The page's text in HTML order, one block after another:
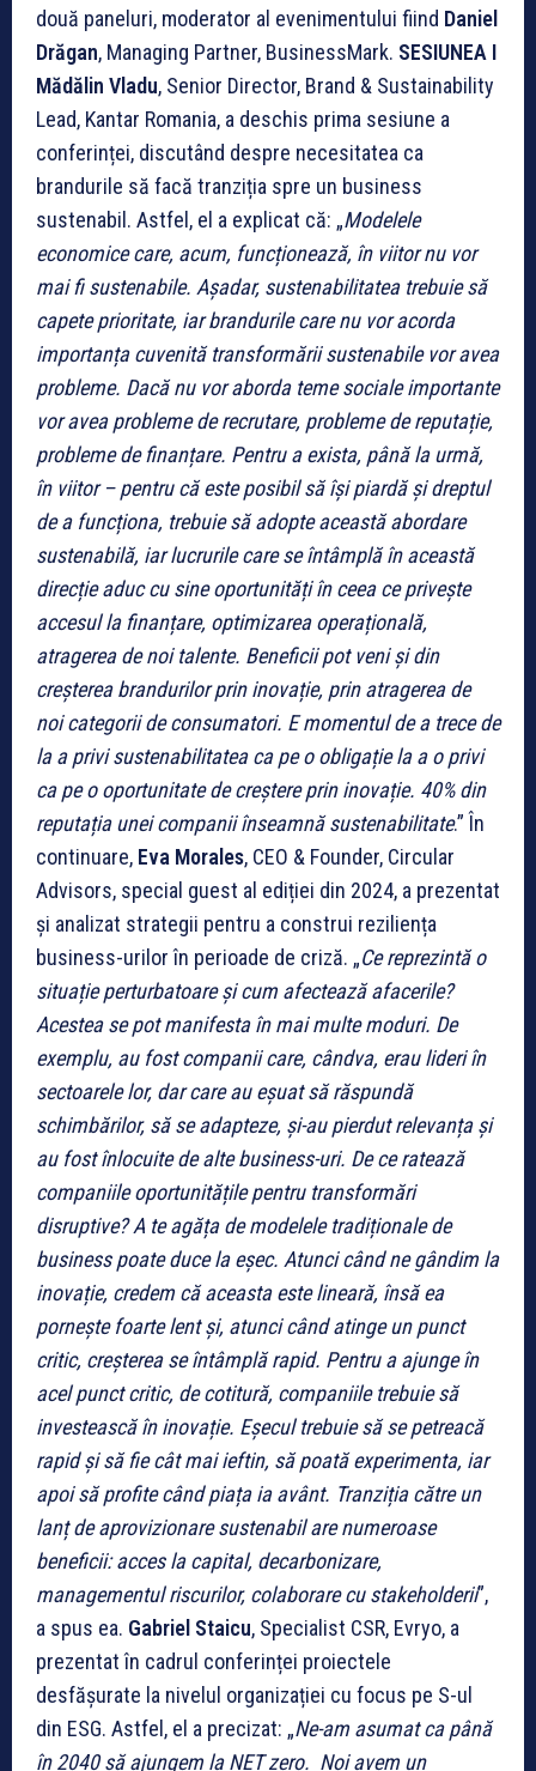
două paneluri, moderator al evenimentului fiind Daniel
Drăgan, Managing Partner, BusinessMark. SESIUNEA I
Mădălin Vladu, Senior Director, Brand & Sustainability
Lead, Kantar Romania, a deschis prima sesiune a
conferinței, discutând despre necesitatea ca
brandurile să facă tranziția spre un business
sustenabil. Astfel, el a explicat că: „Modelele
economice care, acum, funcționează, în viitor nu vor
mai fi sustenabile. Așadar, sustenabilitatea trebuie să
capete prioritate, iar brandurile care nu vor acorda
importanța cuvenită transformării sustenabile vor avea
probleme. Dacă nu vor aborda teme sociale importante
vor avea probleme de recrutare, probleme de reputație,
probleme de finanțare. Pentru a exista, până la urmă,
în viitor – pentru că este posibil să își piardă și dreptul
de a funcționa, trebuie să adopte această abordare
sustenabilă, iar lucrurile care se întâmplă în această
direcție aduc cu sine oportunități în ceea ce privește
accesul la finanțare, optimizarea operațională,
atragerea de noi talente. Beneficii pot veni și din
creșterea brandurilor prin inovație, prin atragerea de
noi categorii de consumatori. E momentul de a trece de
la a privi sustenabilitatea ca pe o obligație la a o privi
ca pe o oportunitate de creștere prin inovație. 40% din
reputația unei companii înseamnă sustenabilitate.” În
continuare, Eva Morales, CEO & Founder, Circular
Advisors, special guest al ediției din 2024, a prezentat
și analizat strategii pentru a construi reziliența
business-urilor în perioade de criză. „Ce reprezintă o
situație perturbatoare și cum afectează afacerile?
Acestea se pot manifesta în mai multe moduri. De
exemplu, au fost companii care, cândva, erau lideri în
sectoarele lor, dar care au eșuat să răspundă
schimbărilor, să se adapteze, și-au pierdut relevanța și
au fost înlocuite de alte business-uri. De ce ratează
companiile oportunitățile pentru transformări
disruptive? A te agăța de modelele tradiționale de
business poate duce la eșec. Atunci când ne gândim la
inovație, credem că aceasta este lineară, însă ea
pornește foarte lent și, atunci când atinge un punct
critic, creșterea se întâmplă rapid. Pentru a ajunge în
acel punct critic, de cotitură, companiile trebuie să
investească în inovație. Eșecul trebuie să se petreacă
rapid și să fie cât mai ieftin, să poată experimenta, iar
apoi să profite când piața ia avânt. Tranziția către un
lanț de aprovizionare sustenabil are numeroase
beneficii: acces la capital, decarbonizare,
managementul riscurilor, colaborare cu stakeholderii”,
a spus ea. Gabriel Staicu, Specialist CSR, Evryo, a
prezentat în cadrul conferinței proiectele
desfășurate la nivelul organizației cu focus pe S-ul
din ESG. Astfel, el a precizat: „Ne-am asumat ca până
în 2040 să ajungem la NET zero. Noi avem un